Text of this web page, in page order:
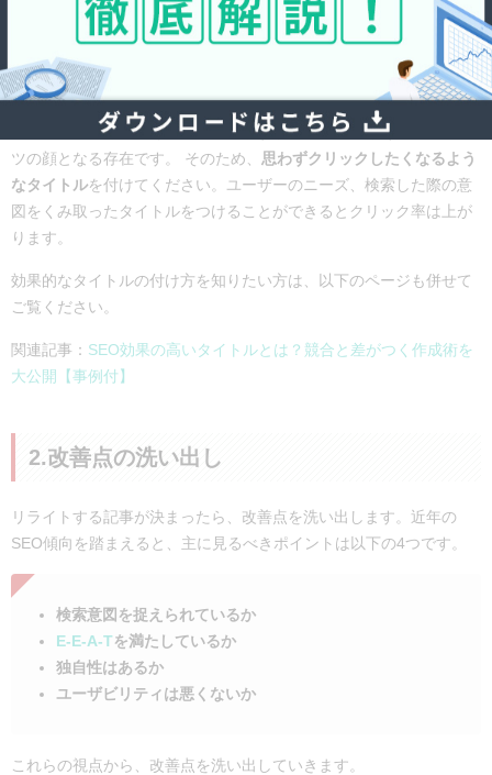
タイトルのリライトを行うべきページは、インプレッションが大き
い中で、検索順位は一定上位に表示されているが、クリック率が振
るわないページです。
グラフの右上にあり、かつ円が小さ
いものということになります。
下記の記事でも詳しく解説していますが、タイトルはそのコンテン
ツの顔となる存在です。 そのため、 思わずクリックしたくなるよう
なタイトルを付けてください。ユーザーのニーズ、検索した際の意
図をくみ取ったタイトルをつけることができるとクリック率は上が
ります。
効果的なタイトルの付け方を知りたい方は、以下のページも併せて
ご覧ください。
関連記事： SEO効果の高いタイトルとは？競合と差がつく作成術を
大公開【事例付】
2.改善点の洗い出し
リライトする記事が決まったら、改善点を洗い出します。近年の
SEO傾向を踏まえると、主に見るべきポイントは以下の4つです。
検索意図を捉えられているか
E-E-A-Tを満たしているか
独自性はあるか
ユーザビリティは悪くないか
これらの視点から、改善点を洗い出していきます。